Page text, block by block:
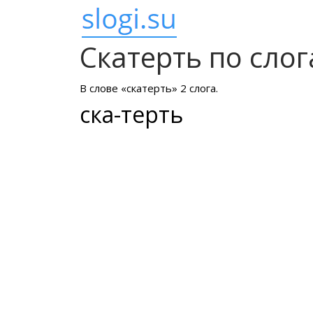
Скатерть по
В слове «скатерть» 2 слога.
ска-терть